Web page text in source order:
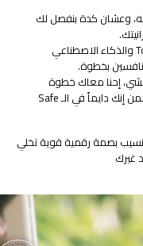
وعشان كدة بنفصل لك
بنستخدم أحدث الـ Tools والذكاء الاصطناعي
بخطوة.
إحنا معاك خطوة
بخطوة بالدعم الفني والاستشارات عشان نضمن إنك دايماً في الـ Safe
بصمة رقمية قوية تخلي
غيرك